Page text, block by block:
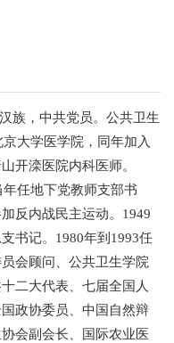
+
+
族，中共党员。公共卫生
大学医学院，同年加入
开滦医院内科医师。
任地下党教师支部书
反内战民主运动。1949
书记。1980年到1993任
会顾问、公共卫生学院
二大代表、七届全国人
政协委员、中国自然辩
会副会长、国际农业医